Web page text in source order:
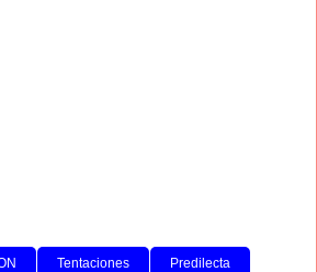
Tentaciones Predilecta